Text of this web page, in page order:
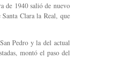
de 1940 salió de nuevo
Clara la Real, que
Pedro y la del actual
montó el paso del